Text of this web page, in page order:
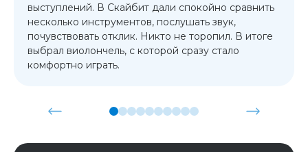
выступлений. В Скайбит дали спокойно сравнить
несколько инструментов, послушать звук,
почувствовать отклик. Никто не торопил. В итоге
выбрал виолончель, с которой сразу стало
комфортно играть.